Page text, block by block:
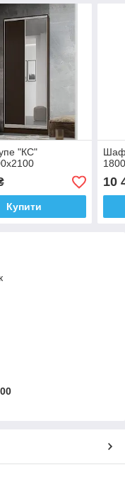
"КС"
Купити
10